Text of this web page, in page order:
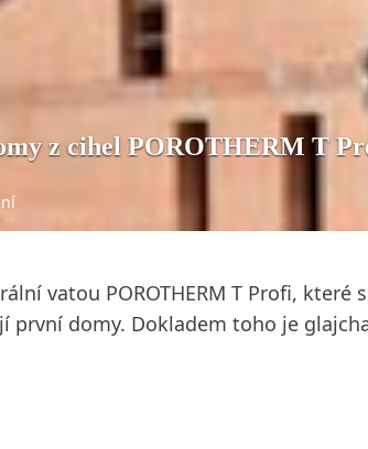
z cihel POROTHERM T
vatou POROTHERM T Profi,
první domy. Dokladem toho je